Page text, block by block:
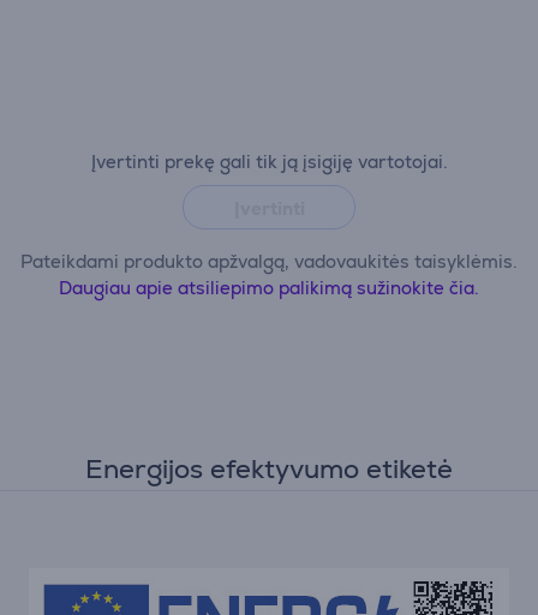
Įvertinti prekę gali tik ją įsigiję vartotojai.
Pateikdami produkto apžvalgą, vadovaukitės taisyklėmis.
Daugiau apie atsiliepimo palikimą sužinokite čia.
Energijos efektyvumo etiketė